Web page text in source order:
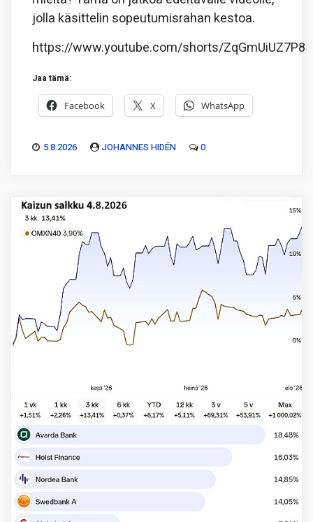
jolla käsittelin sopeutumisrahan kestoa.
https://www.youtube.com/shorts/ZqGmUiUZ7P8
Jaa tämä:
Facebook X WhatsApp
5.8.2026 JOHANNES HIDÉN 0